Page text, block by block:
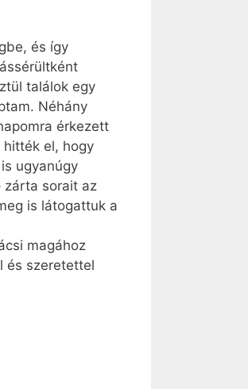
és így
találok egy
Néhány
érkezett
el, hogy
ugyanúgy
zárta sorait az
is látogattuk a
magához
és szeretettel